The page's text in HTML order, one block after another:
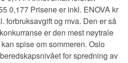
0,177 Prisene er inkl. ENOVA kr
forbruksavgift og mva. Den er så
er den mest nøytrale
spise om sommeren. Oslo
for spredning av